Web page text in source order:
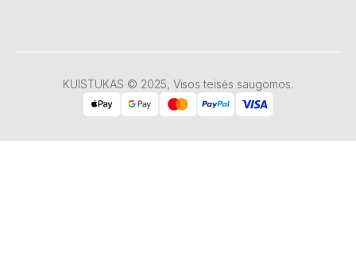
KUISTUKAS © 2025, Visos teisės saugomos.